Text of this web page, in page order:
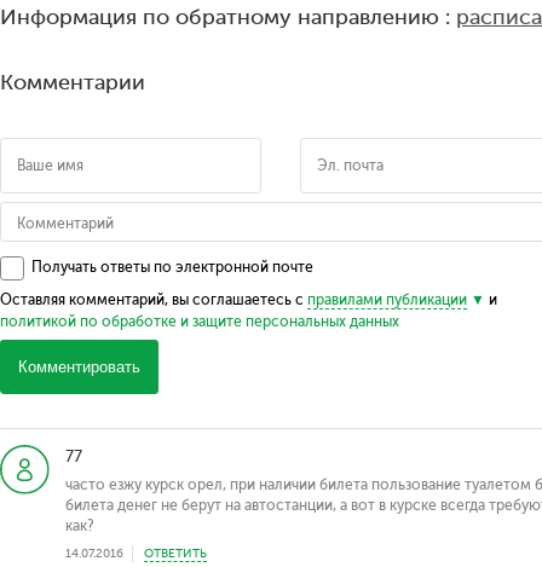
Информация по обратному направлению :
Комментарии
Получать ответы по электронной почте
Оставляя комментарий, вы соглашаетесь с правилами публикации
и
политикой по обработке и защите персональных данных
Комментировать
77
часто езжу курск орел, при наличии билета пользование
билета денег не берут на автостанции, а вот в курске всегда
как?
14.07.2016 ОТВЕТИТЬ